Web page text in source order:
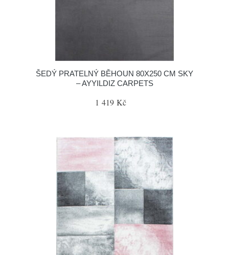
ŠEDÝ PRATELNÝ BĚHOUN 80X250 CM SKY
– AYYILDIZ CARPETS
1 419 Kč